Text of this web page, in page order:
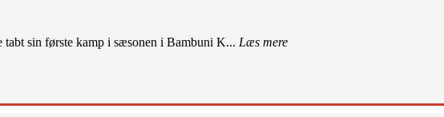
tabt sin første kamp i sæsonen i Bambuni K... Læs mere